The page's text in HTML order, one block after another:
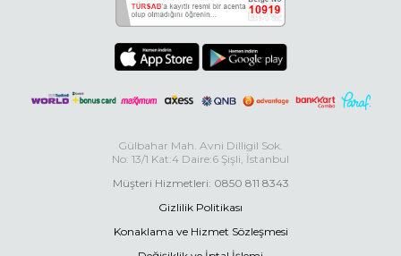
Gülbahar Mah. Avni Dilligil Sok.
No: 13/1 Kat:4 Daire:6 Şişli, İstanbul
Müşteri Hizmetleri: 0850 811 8343
Gizlilik Politikası
Konaklama ve Hizmet Sözleşmesi